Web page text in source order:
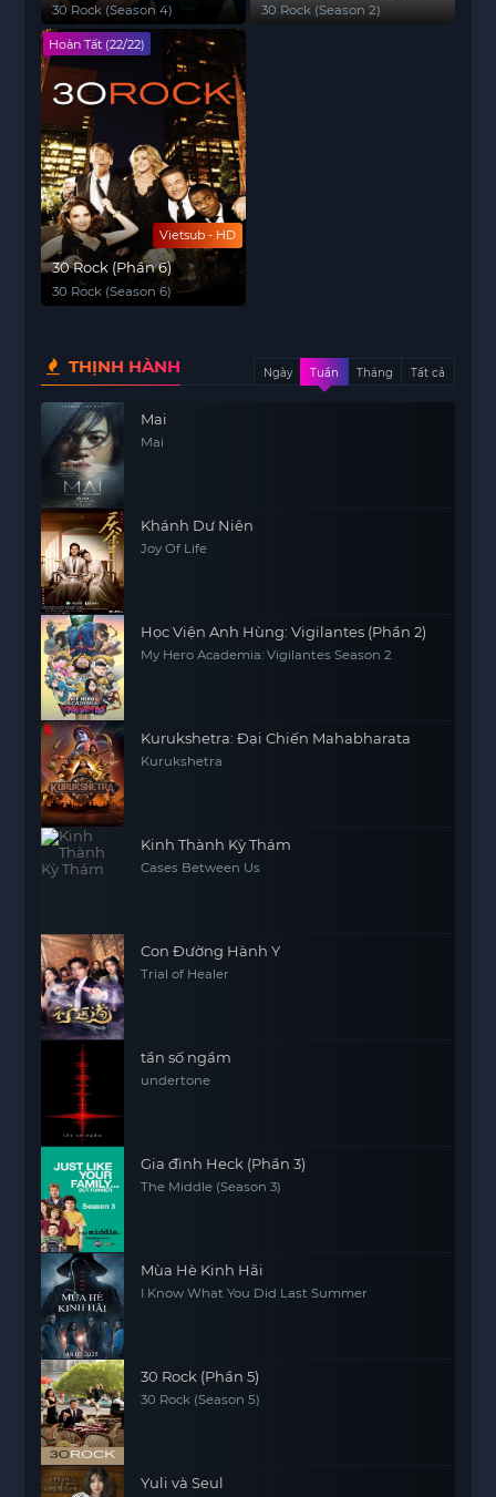
30 Rock (Season 4) 30 Rock (Season 2)
Vietsub - HD
Hoàn Tất (22/22)
30 Rock (Phần 6)
30 Rock (Season 6)
THỊNH HÀNH Ngày Tuần Tháng Tất cả
Mai
Mai
Khánh Dư Niên
Joy Of Life
Học Viện Anh Hùng: Vigilantes (Phần 2)
My Hero Academia: Vigilantes Season 2
Kurukshetra: Đại Chiến Mahabharata
Kurukshetra
Kinh Thành Kỳ Thám
Cases Between Us
Con Đường Hành Y
Trial of Healer
tần số ngầm
undertone
Gia đình Heck (Phần 3)
The Middle (Season 3)
Mùa Hè Kinh Hãi
I Know What You Did Last Summer
30 Rock (Phần 5)
30 Rock (Season 5)
Yuli và Seul